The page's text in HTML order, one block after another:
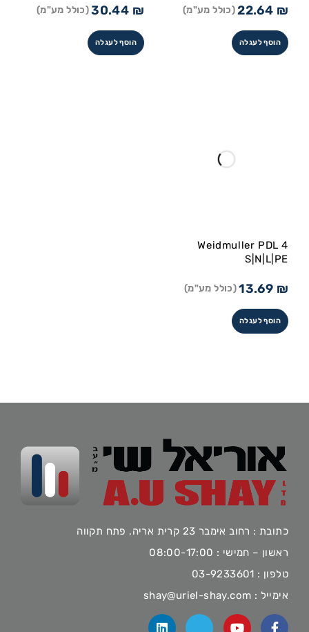
22.64 ₪ (כולל מע"מ)
הוסף לעגלה
30.44 ₪ (כולל מע"מ)
הוסף לעגלה
Weidmuller PDL 4
S|N|L|PE
13.69 ₪ (כולל מע"מ)
הוסף לעגלה
כתובת : רחוב אימבר 23 קרית אריה, פתח תקווה
ראשון – חמישי : 08:00-17:00
טלפון : 03-9233601
אימייל : shay@uriel-shay.com